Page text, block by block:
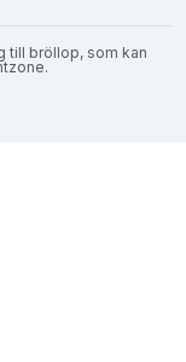
till bröllop, som kan